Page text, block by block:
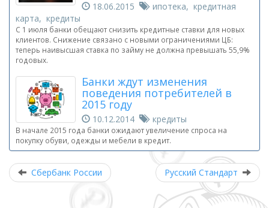
18.06.2015
ипотека, кредитная
карта, кредиты
С 1 июля банки обещают снизить кредитные ставки для новых
клиентов. Снижение связано с новыми ограничениями ЦБ:
теперь наивысшая ставка по займу не должна превышать 55,9%
годовых.
Банки ждут изменения
поведения потребителей в
2015 году
10.12.2014 кредиты
В начале 2015 года банки ожидают увеличение спроса на
покупку обуви, одежды и мебели в кредит.
Сбербанк России Русский Стандарт